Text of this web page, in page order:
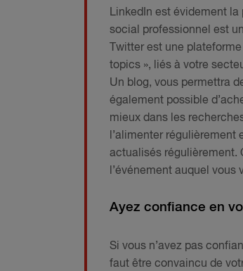
LinkedIn est évidement
social professionnel est
Twitter est une
topics », liés à votre
Un blog, vous permettra
également possible
mieux dans les
l’alimenter
actualisés régulièrement.
l’événement auquel
Ayez confiance en
Si vous n’avez pas
faut être convaincu de